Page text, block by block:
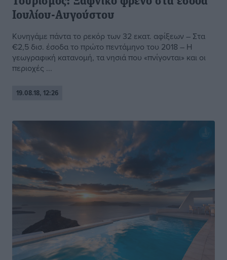
Ιουλίου-Αυγούστου
Κυνηγάμε πάντα το ρεκόρ των 32 εκατ. αφίξεων – Στα
€2,5 δισ. έσοδα το πρώτο πεντάμηνο του 2018 – Η
γεωγραφική κατανομή, τα νησιά που «πνίγονται» και οι
περιοχές ...
19.08.18, 12:26